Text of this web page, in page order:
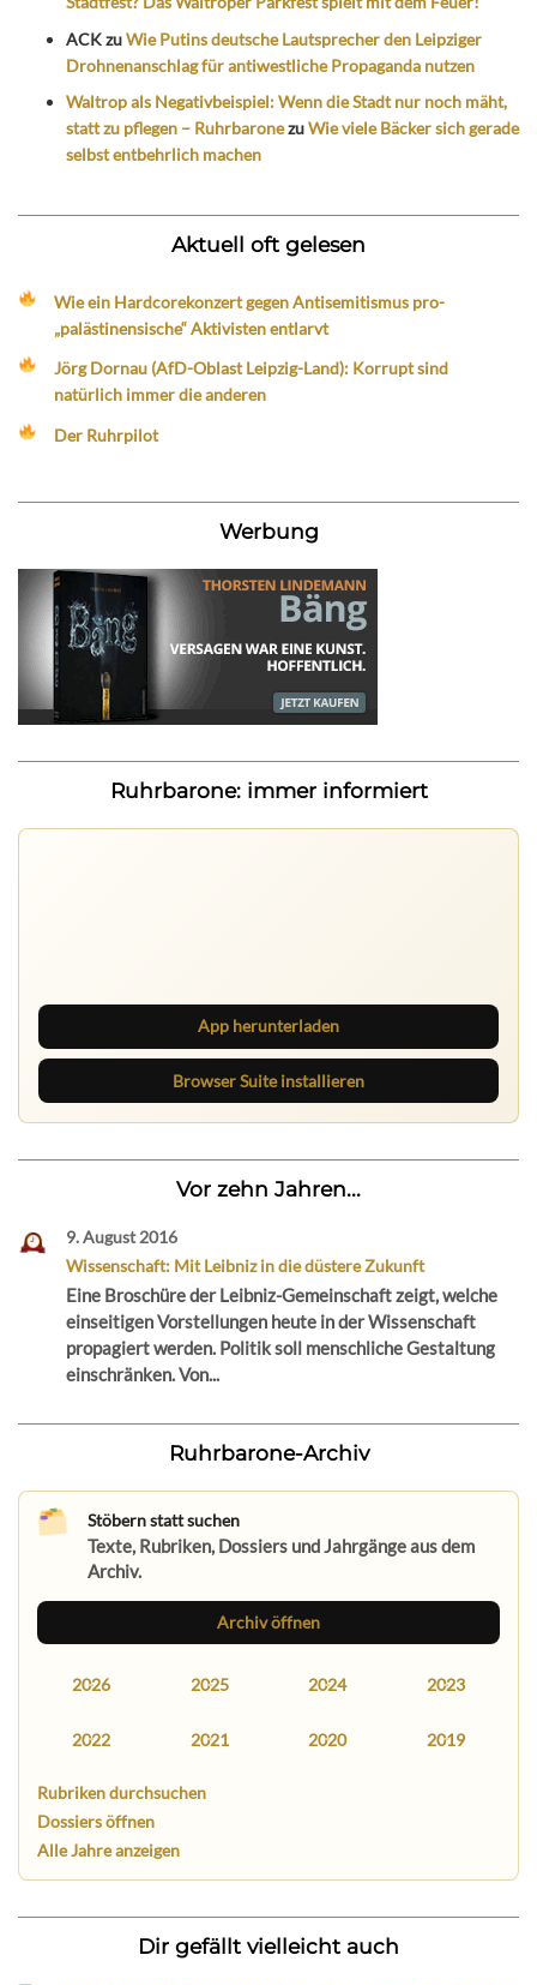
ACKzuWie Putins deutsche Lautsprecher den Leipziger
Drohnenanschlag für antiwestliche Propaganda nutzen
Waltrop als Negativbeispiel: Wenn die Stadt nur noch mäht,
statt zu pflegen – RuhrbaronezuWie viele Bäcker sich gerade
selbst entbehrlich machen
Aktuell oft gelesen
Wie ein Hardcorekonzert gegen Antisemitismus pro-
„palästinensische“ Aktivisten entlarvt
Jörg Dornau (AfD-Oblast Leipzig-Land): Korrupt sind
natürlich immer die anderen
Der Ruhrpilot
Werbung
Ruhrbarone: immer informiert
App herunterladen
Browser Suite installieren
Vor zehn Jahren...
9. August 2016
Wissenschaft: Mit Leibniz in die düstere Zukunft
Eine Broschüre der Leibniz-Gemeinschaft zeigt, welche
einseitigen Vorstellungen heute in der Wissenschaft
propagiert werden. Politik soll menschliche Gestaltung
einschränken. Von...
Ruhrbarone-Archiv
Stöbern statt suchen
Texte, Rubriken, Dossiers und Jahrgänge aus dem
Archiv.
Archiv öffnen
2026 2025 2024 2023
2022 2021 2020 2019
Rubriken durchsuchen
Dossiers öffnen
Alle Jahre anzeigen
Dir gefällt vielleicht auch